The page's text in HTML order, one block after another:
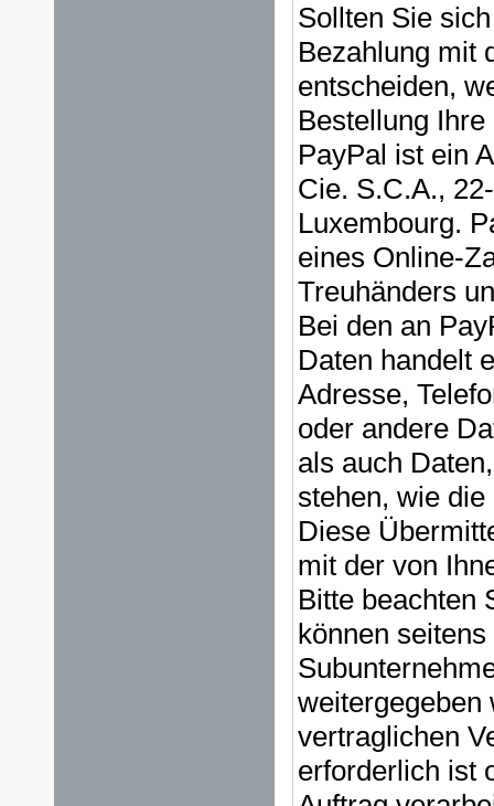
Sollten Sie
Bezahlung mit
entscheiden,
Bestellung
PayPal ist ein
Cie. S.C.A.,
Luxembourg.
eines Online-
Treuhänders
Bei den an
Daten handelt
Adresse,
oder andere
als auch
stehen, wie
Diese
mit der von
Bitte beachten
können
weitergegeben
vertraglichen
erforderlich ist